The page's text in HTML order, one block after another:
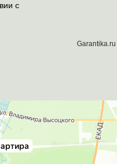
с
Garantika.ru